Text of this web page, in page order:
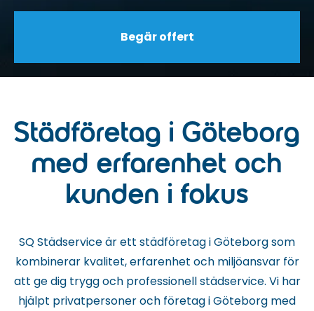
Städföretag i Göteborg
med erfarenhet och
kunden i fokus
SQ Städservice är ett städföretag i Göteborg som
kombinerar kvalitet, erfarenhet och miljöansvar för
att ge dig trygg och professionell städservice. Vi har
hjälpt privatpersoner och företag i Göteborg med